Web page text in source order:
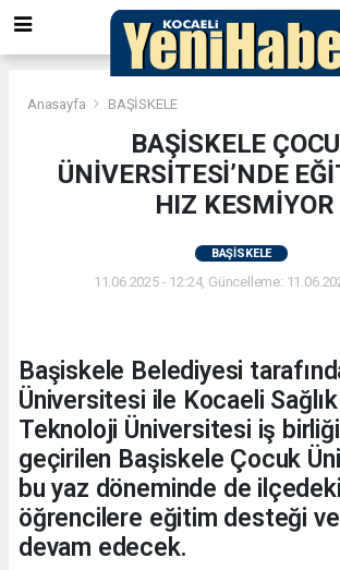
Anasayfa BAŞİSKELE
BAŞİSKELE
ÜNİVERSİTESİ’NDE
HIZ KESMİYOR
BAŞİSKELE
11.06.2025 - 12:24, Güncelleme:
Başiskele Belediyesi
Üniversitesi ile Kocaeli
Teknoloji Üniversitesi iş
geçirilen Başiskele Çocuk
bu yaz döneminde de ilçedeki
öğrencilere eğitim desteği
devam edecek.